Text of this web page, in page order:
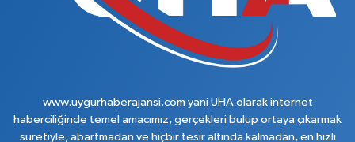
www.uygurhaberajansi.com yani UHA olarak internet
haberciliğinde temel amacımız, gerçekleri bulup ortaya çıkarmak
suretiyle, abartmadan ve hiçbir tesir altında kalmadan, en hızlı